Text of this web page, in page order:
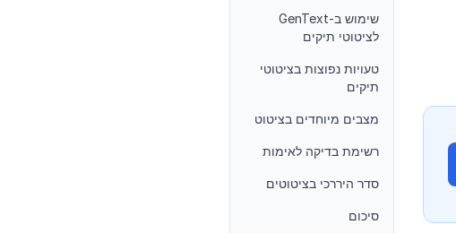
שימוש ב-GenText
לציטוטי תיקים
טעויות נפוצות בציטוטי
תיקים
מצבים מיוחדים בציטוט
רשימת בדיקה לאימות
סדר היררכי בציטוטים
סיכום